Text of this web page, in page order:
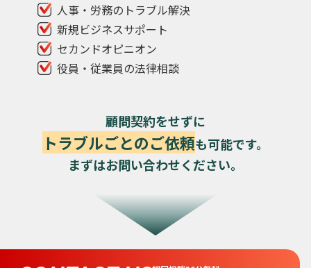
人事・労務のトラブル解決
新規ビジネスサポート
セカンドオピニオン
役員・従業員の法律相談
顧問契約をせずに
トラブルごとのご依頼も可能です。
まずはお問い合わせください。